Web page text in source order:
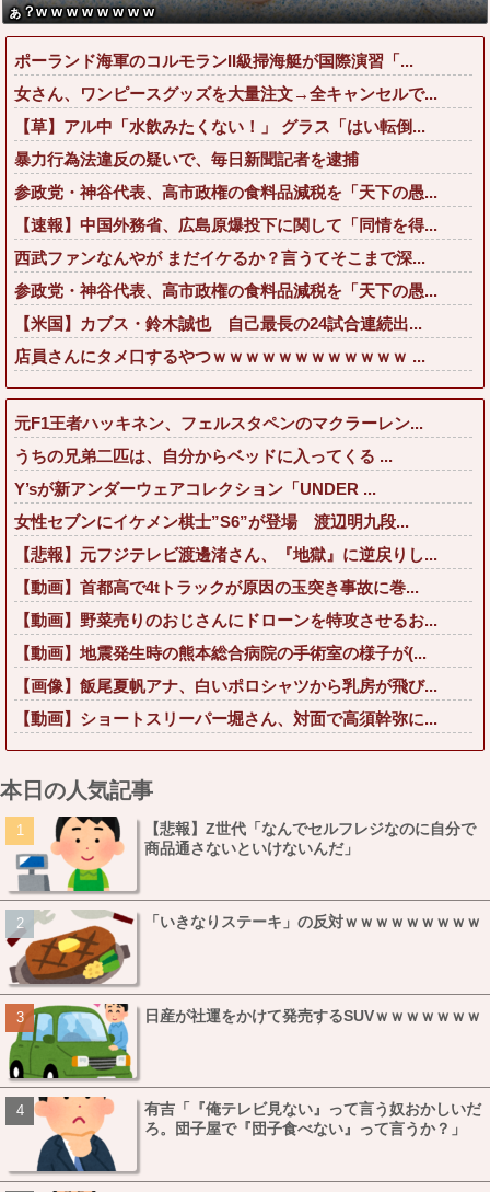
ぁ？w w w w w w w w
ポーランド海軍のコルモランII級掃海艇が国際演習「...
女さん、ワンピースグッズを大量注文→全キャンセルで...
【草】アル中「水飲みたくない！」 グラス「はい転倒...
暴力行為法違反の疑いで、毎日新聞記者を逮捕
参政党・神谷代表、高市政権の食料品減税を「天下の愚...
【速報】中国外務省、広島原爆投下に関して「同情を得...
西武ファンなんやが まだイケるか？言うてそこまで深...
参政党・神谷代表、高市政権の食料品減税を「天下の愚...
【米国】カブス・鈴木誠也 自己最長の24試合連続出...
店員さんにタメ口するやつｗｗｗｗｗｗｗｗｗｗｗｗ ...
元F1王者ハッキネン、フェルスタペンのマクラーレン...
うちの兄弟二匹は、自分からベッドに入ってくる ...
Y’sが新アンダーウェアコレクション「UNDER ...
女性セブンにイケメン棋士”S6”が登場 渡辺明九段...
【悲報】元フジテレビ渡邊渚さん、『地獄』に逆戻りし...
【動画】首都高で4tトラックが原因の玉突き事故に巻...
【動画】野菜売りのおじさんにドローンを特攻させるお...
【動画】地震発生時の熊本総合病院の手術室の様子が(...
【画像】飯尾夏帆アナ、白いポロシャツから乳房が飛び...
【動画】ショートスリーパー堀さん、対面で高須幹弥に...
本日の人気記事
【悲報】Z世代「なんでセルフレジなのに自分で
商品通さないといけないんだ」
「いきなりステーキ」の反対ｗｗｗｗｗｗｗｗｗ
日産が社運をかけて発売するSUVｗｗｗｗｗｗｗ
有吉「『俺テレビ見ない』って言う奴おかしいだ
ろ。団子屋で『団子食べない』って言うか？」